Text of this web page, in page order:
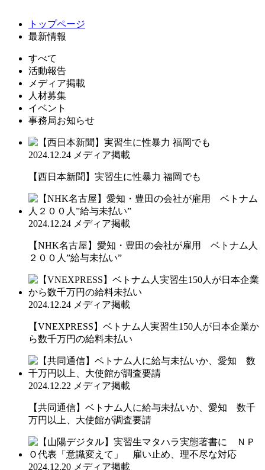
トップページ
最新情報
すべて
活動報告
メディア掲載
人材募集
イベント
事務局お知らせ
2024.12.24 メディア掲載
【西日本新聞】実習生に性暴力 福岡でも
2024.12.24 メディア掲載
【NHK名古屋】愛知・豊田の会社が雇用 ベトナム人
２００人”給与未払い”
2024.12.24 メディア掲載
【VNEXPRESS】ベトナム人実習生150人が日本企業か
ら数千万円の給料未払い
2024.12.22 メディア掲載
【共同通信】ベトナム人に給与未払いか、愛知 数千
万円以上、大使館が調査要請
2024.12.20 メディア掲載